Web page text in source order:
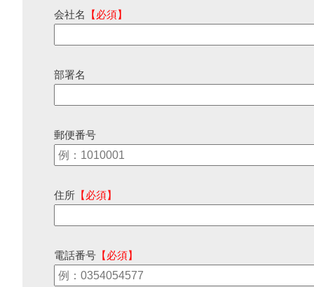
会社名 【必須】
部署名
郵便番号
住所 【必須】
電話番号 【必須】